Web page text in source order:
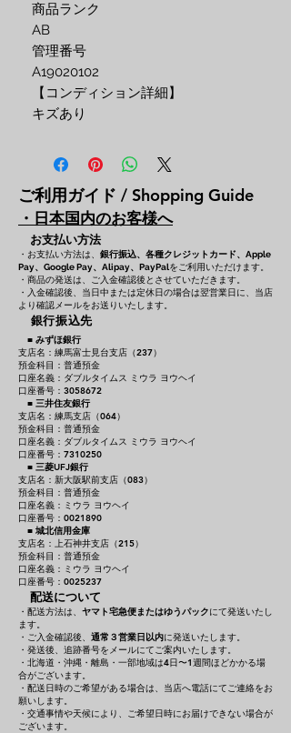
商品ランク
AB
管理番号
A19020102
【コンディション詳細】
キズあり
ご利用ガイド / Shopping Guide
・日本国内のお客様へ
お支払い方法
・お支払い方法は、 銀行振込、各種クレジットカード、 Apple
Pay、Google Pay、Alipay、PayPalをご利用いただけます。
・商品の発送は、ご入金確認後とさせていただきます。
・入金確認後、当日中または定休日の場合は翌営業日に、当店
より確認メールをお送りいたします。
銀行振込先
■ みずほ銀行
支店名：練馬富士見台支店（237）
預金科目：普通預金
口座名義：ダブルタイムス ミウラ ヨウヘイ
口座番号：3058672
■ 三井住友銀行
支店名：練馬支店（064）
預金科目：普通預金
口座名義：ダブルタイムス ミウラ ヨウヘイ
口座番号：7310250
■ 三菱UFJ銀行
支店名：新大阪駅前支店（083）
預金科目：普通預金
口座名義：ミウラ ヨウヘイ
口座番号：0021890
■ 城北信用金庫
支店名：上石神井支店（215）
預金科目：普通預金
口座名義：ミウラ ヨウヘイ
口座番号：0025237
配送について
・配送方法は、 ヤマト宅急便またはゆうパックにて発送いたし
ます。
・ご入金確認後、 通常３営業日以内に発送いたします。
・発送後、追跡番号をメールにてご案内いたします。
・北海道・沖縄・離島・一部地域は4日〜1週間ほどかかる場
合がございます。
・配送日時のご希望がある場合は、当店へ電話にてご連絡をお
願いします。
・交通事情や天候により、ご希望日時にお届けできない場合が
ございます。